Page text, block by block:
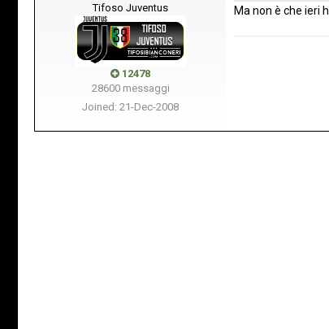
Tifoso Juventus
12478
28600 messaggi
Joined: 21-Dec-2008
Ma non è che ieri